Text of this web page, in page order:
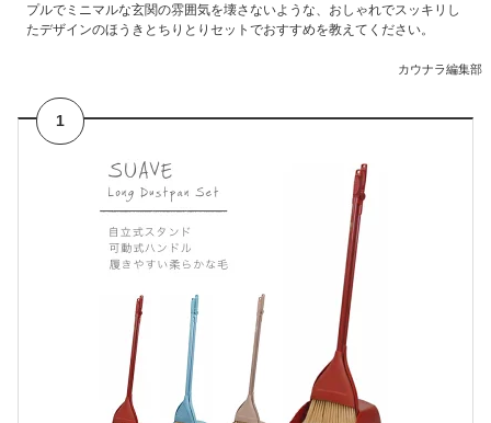
プルでミニマルな玄関の雰囲気を壊さないような、おしゃれでスッキリし
たデザインのほうきとちりとりセットでおすすめを教えてください。
カウナラ編集部
1